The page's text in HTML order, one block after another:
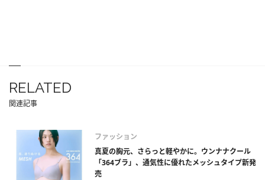
RELATED
関連記事
ファッション
真夏の胸元、さらっと軽やかに。ウンナナクール
「364ブラ」、通気性に優れたメッシュタイプ新発
売